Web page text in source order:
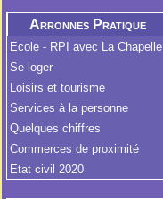
Arronnes Pratique
Ecole - RPI avec La Chapelle
Se loger
Loisirs et tourisme
Services à la personne
Quelques chiffres
Commerces de proximité
Etat civil 2020